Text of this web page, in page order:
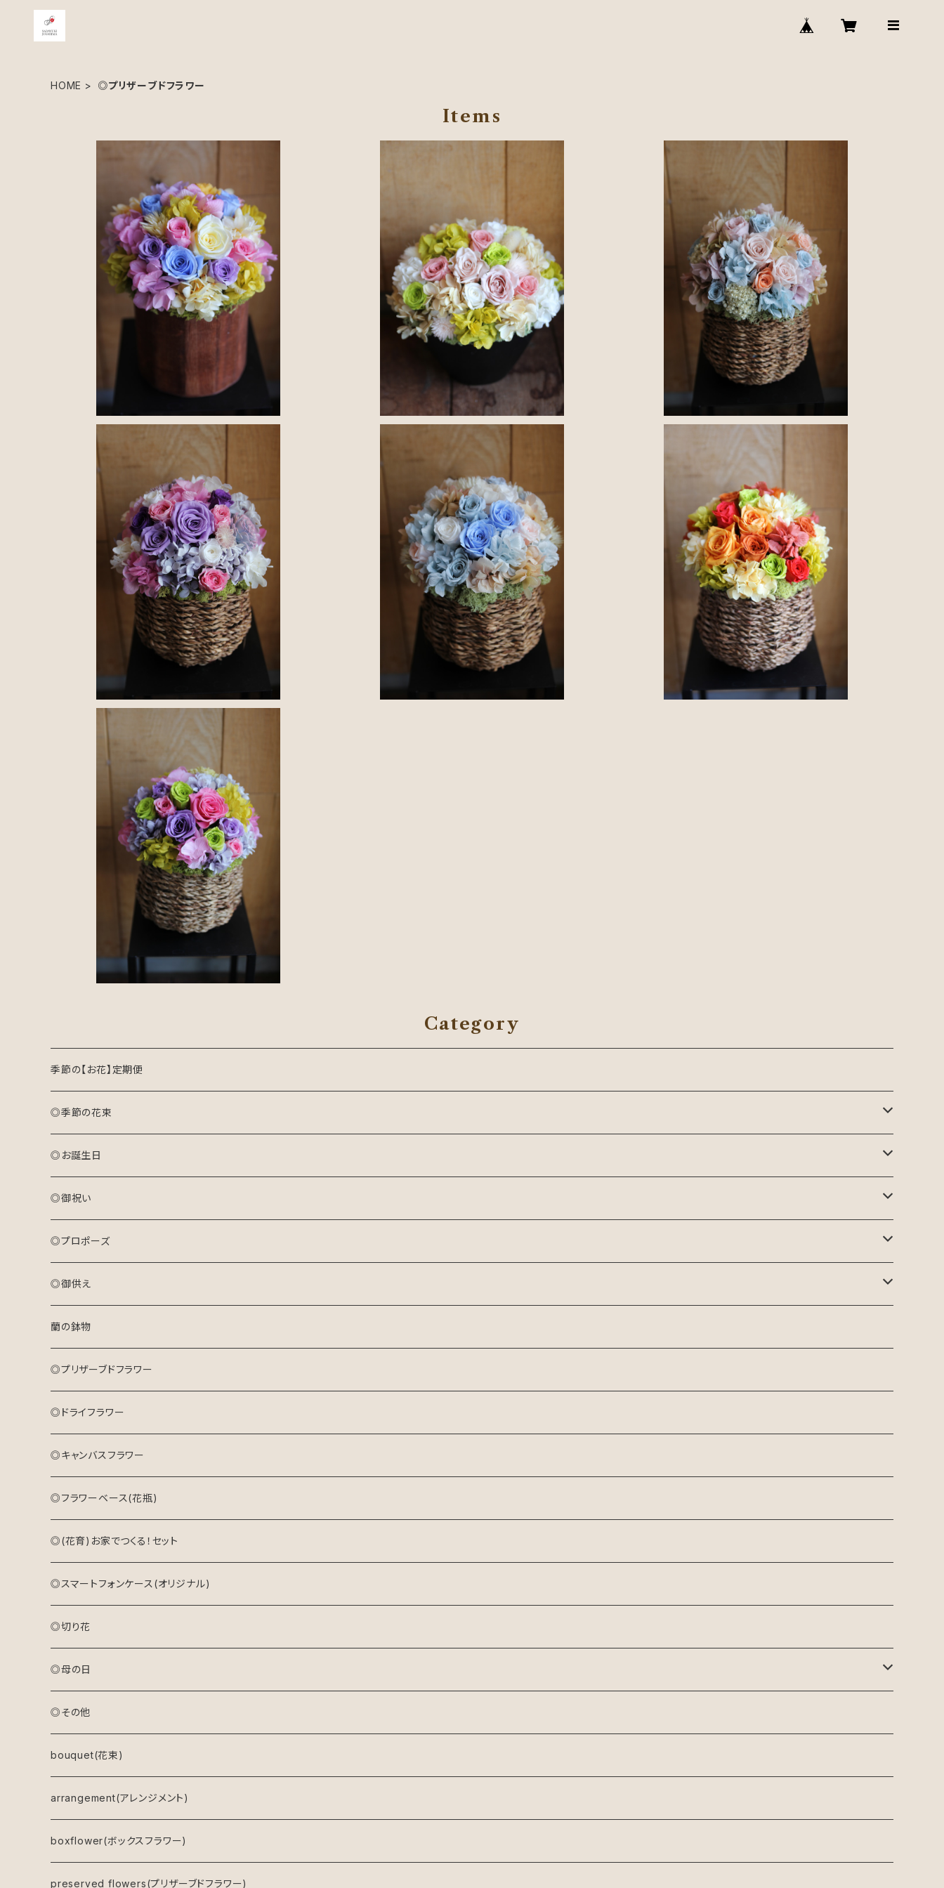
HOME ◎プリザーブドフラワー
Items
長く楽しめる、特別なフラワーギフト。プリザーブドフラワ
ーアレンジメントメント
¥6,600
長く楽しめる、特別なフラワーギフト。プリザーブドフラワ
ーアレンジメントメント
¥6,600
SOLD OUT
長く楽しめる、特別なフラワーギフト。プリザーブドフラワ
ーアレンジメントメント
¥6,600
長く楽しめる、特別なフラワーギフト。プリザーブドフラワ
ーアレンジメントメント
¥6,600
長く楽しめる、特別なフラワーギフト。プリザーブドフラワ
ーアレンジメントメント
¥6,600
長く楽しめる、特別なフラワーギフト。プリザーブドフラワ
ーアレンジメントメント
¥6,600
長く楽しめる、特別なフラワーギフト。プリザーブドフラワ
ーアレンジメントメント
¥6,600
Category
季節の【お花】定期便
◎季節の花束
おまかせ花束(S)
おまかせ花束(M)
おまかせ花束(L)
◎お誕生日
アレンジメント(生花)
花束(生花)
プリザーブドフラワーアレンジメント
ドライフラワーリース
キャンバスフラワー
◎御祝い
アレンジメント(生花)
花束(生花)
プリザーブドフラワーアレンジメント
ドライフラワーリース
キャンバスフラワー
◎プロポーズ
花束
アレンジメント
プリザーブドフラワーアレンジメント
◎御供え
アレンジメント(生花)
花束(生花)
蘭の鉢物
◎プリザーブドフラワー
◎ドライフラワー
◎キャンバスフラワー
◎フラワーベース(花瓶)
◎(花育)お家でつくる！セット
◎スマートフォンケース(オリジナル)
◎切り花
◎母の日
アレンジメント(生花)
アレンジメント(プリザーブドフラワー)
ドライフラワーリース
キャンバスフラワー
鉢物
◎その他
bouquet(花束)
arrangement(アレンジメント)
boxflower(ボックスフラワー)
preserved flowers(プリザーブドフラワー)